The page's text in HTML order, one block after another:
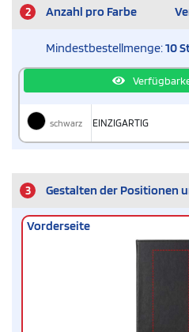
2 Anzahl pro Farbe
Mindestbestellmenge:10
schwarz EINZIGARTIG
3 Gestalten der Positionen
Vorderseite